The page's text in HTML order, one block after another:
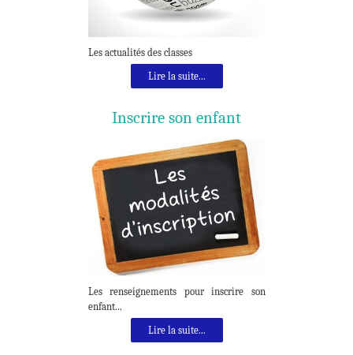
Les actualités des classes
Lire la suite...
Inscrire son enfant
Les renseignements pour inscrire son
enfant...
Lire la suite...